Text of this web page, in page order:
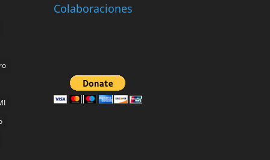
Colaboraciones